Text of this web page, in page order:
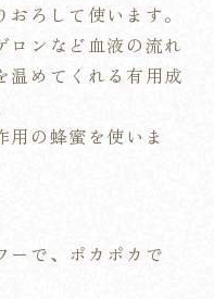
ろして使います。
ロンなど血液の流れ
温めてくれる有用成
用の蜂蜜を使いま
ーで、ポカポカで